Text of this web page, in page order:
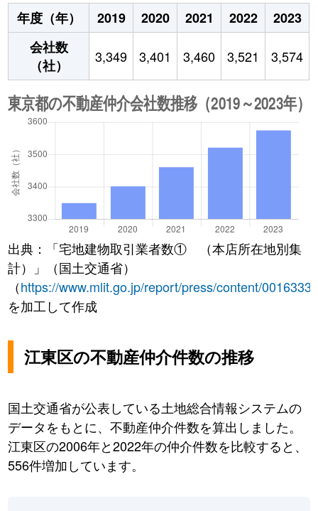
年度（年）
2019 2020 2021 2022
2023
会社数
（社）
3,349 3,401 3,460 3,521 3,574
出典：「宅地建物取引業者数① （本店所在地別集
計）」（国土交通省）
（https://www.mlit.go.jp/report/press/content/
を加工して作成
江東区の不動産仲介件数の推移
国土交通省が公表している土地総合情報システムの
データをもとに、不動産仲介件数を算出しました。
江東区の2006年と2022年の仲介件数を比較すると、
556件増加しています。